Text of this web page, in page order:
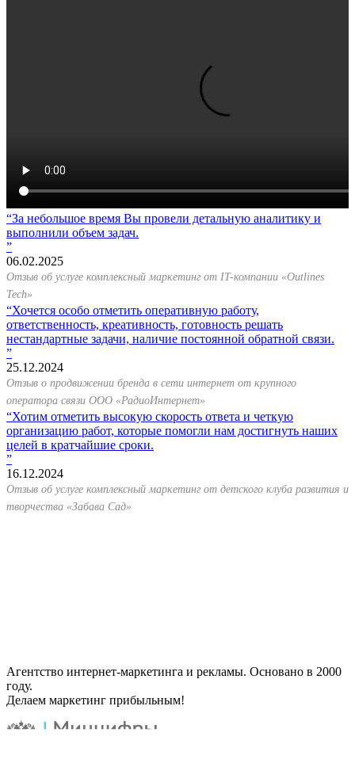
За небольшое время Вы провели детальную аналитику и
выполнили объем задач.
06.02.2025
Отзыв об услуге комплексный маркетинг от IT-компании «Outlines
Tech»
Хочется особо отметить оперативную работу,
ответственность, креативность, готовность решать
нестандартные задачи, наличие постоянной обратной связи.
25.12.2024
Отзыв о продвижении бренда в сети интернет от крупного
оператора связи ООО «РадиоИнтернет»
Хотим отметить высокую скорость ответа и четкую
организацию работ, которые помогли нам достигнуть наших
целей в кратчайшие сроки.
16.12.2024
Отзыв об услуге комплексный маркетинг от детского клуба развития и
творчества «Забава Сад»
Агентство интернет-маркетинга и рекламы. Основано в 2000
году.
Делаем маркетинг прибыльным!